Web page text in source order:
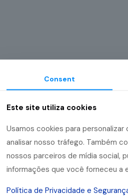
é
[…]
Consent
Este site utiliza cookies
Usamos cookies para
analisar nosso tráfego. Também
nossos parceiros de mídia social,
informações que você forneceu a
Política de Privacidade e